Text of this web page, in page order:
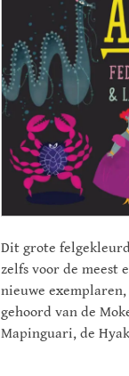
Dit grote
zelfs voor de meest
nieuwe
gehoord van de
Mapinguari, de